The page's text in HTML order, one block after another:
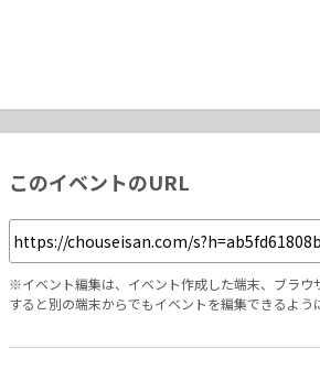
このイベントのURL
※イベント編集は、イベント作成した端末、ブラウ
すると別の端末からでもイベントを編集できるよう